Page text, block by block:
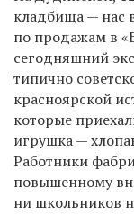
кладбища — нас
по продажам в «
сегодняшний
типично
красноярской
которые
игрушка —
Работники
повышенному
ни школьников